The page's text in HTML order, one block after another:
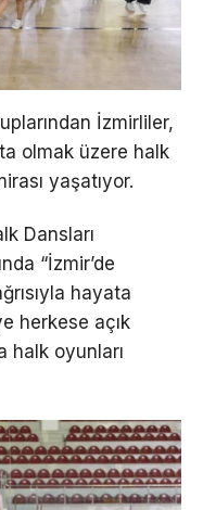
İzmirliler,
olmak üzere halk
yaşatıyor.
Dansları
“İzmir’de
hayata
herkese açık
halk oyunları